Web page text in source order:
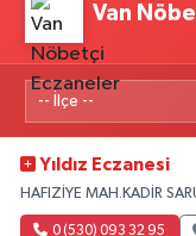
Van
Yıldız Eczanesi
HAFIZİYE MAH.KADİR
0 (530) 093 32 95